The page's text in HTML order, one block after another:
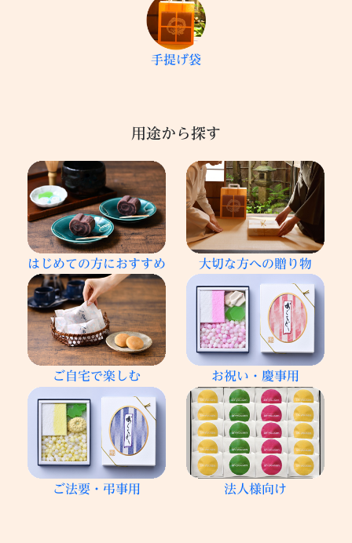
手提げ袋
用途から探す
はじめての方におすすめ 大切な方への贈り物
ご自宅で楽しむ お祝い・慶事用
ご法要・弔事用 法人様向け